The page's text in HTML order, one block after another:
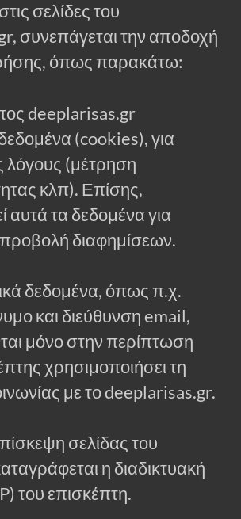
σελίδες του
συνεπάγεται την αποδοχή
όπως παρακάτω:
deeplarisas.gr
(cookies), για
λόγους (μέτρηση
κλπ). Επίσης,
αυτά τα δεδομένα για
διαφημίσεων.
δεδομένα, όπως π.χ.
και διεύθυνση email,
μόνο στην περίπτωση
χρησιμοποιήσει τη
με το deeplarisas.gr.
σελίδας του
η διαδικτυακή
του επισκέπτη.